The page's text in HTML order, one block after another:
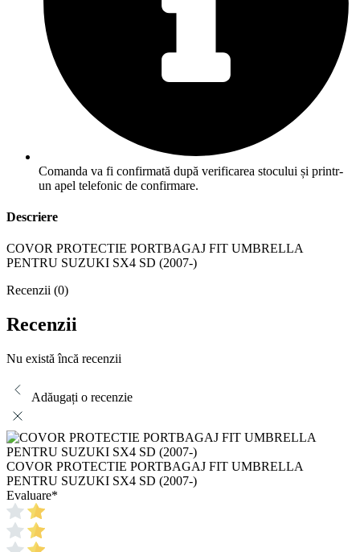
Comanda va fi confirmată după verificarea stocului și printr-
un apel telefonic de confirmare.
Descriere
COVOR PROTECTIE PORTBAGAJ FIT UMBRELLA
PENTRU SUZUKI SX4 SD (2007-)
Recenzii (0)
Recenzii
Nu există încă recenzii
Adăugați o recenzie
COVOR PROTECTIE PORTBAGAJ FIT UMBRELLA
PENTRU SUZUKI SX4 SD (2007-)
Evaluare*